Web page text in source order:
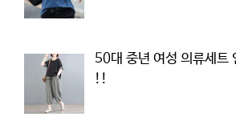
50대 중년 여성 의류세트
!!